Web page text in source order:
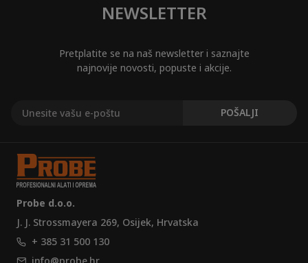
NEWSLETTER
Pretplatite se na naš newsletter i saznajte
najnovije novosti, popuste i akcije.
Probe d.o.o.
J. J. Strossmayera 269, Osijek, Hrvatska
+ 385 31 500 130
info@probe.hr